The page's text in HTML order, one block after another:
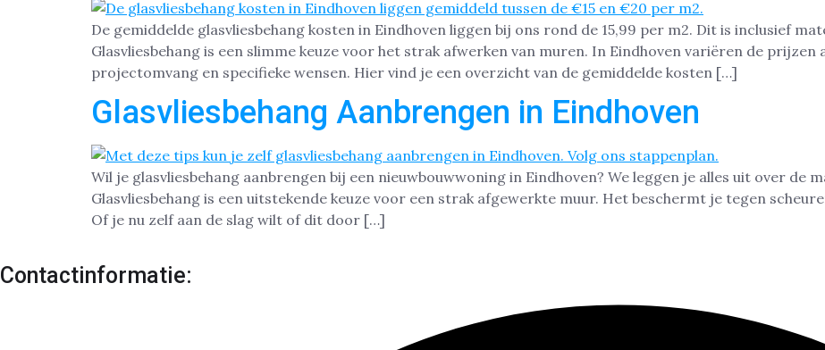
De gemiddelde glasvliesbehang kosten in Eindhoven liggen bij ons rond de 15,99 per m2. Dit is inclusief
Glasvliesbehang is een slimme keuze voor het strak afwerken van muren. In Eindhoven variëren de prijzen
projectomvang en specifieke wensen. Hier vind je een overzicht van de gemiddelde kosten […]
Glasvliesbehang Aanbrengen in Eindhoven
Wil je glasvliesbehang aanbrengen bij een nieuwbouwwoning in Eindhoven? We leggen je alles uit over de
Glasvliesbehang is een uitstekende keuze voor een strak afgewerkte muur. Het beschermt je tegen
Of je nu zelf aan de slag wilt of dit door […]
Contactinformatie: